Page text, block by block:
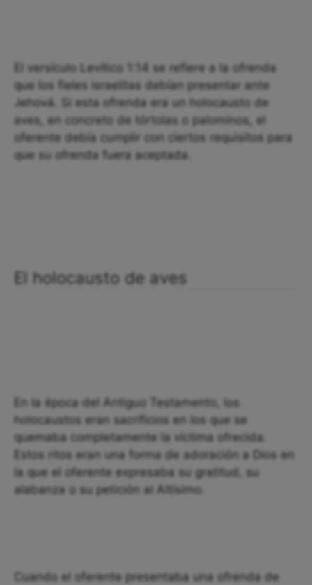
El versículo Levítico 1:14 se refiere a la ofrenda
que los fieles israelitas debían presentar ante
Jehová. Si esta ofrenda era un holocausto de
aves, en concreto de tórtolas o palominos, el
oferente debía cumplir con ciertos requisitos para
que su ofrenda fuera aceptada.
El holocausto de aves
En la época del Antiguo Testamento, los
holocaustos eran sacrificios en los que se
quemaba completamente la víctima ofrecida.
Estos ritos eran una forma de adoración a Dios en
la que el oferente expresaba su gratitud, su
alabanza o su petición al Altísimo.
Cuando el oferente presentaba una ofrenda de